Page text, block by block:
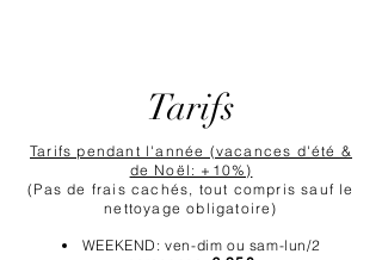
Tarifs
Tarifs pendant l'année (vacances d'été &
de Noël: +10%)
(Pas de frais cachés, tout compris sauf le
nettoyage obligatoire)
WEEKEND: ven-dim ou sam-lun/2